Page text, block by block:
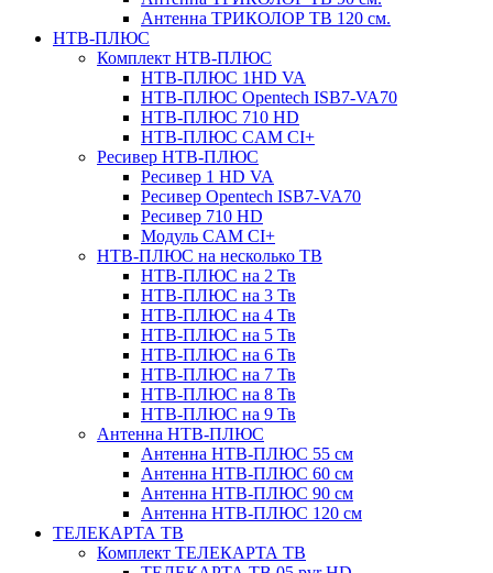
Антенна ТРИКОЛОР ТВ 120 см.
НТВ-ПЛЮС
Комплект НТВ-ПЛЮС
НТВ-ПЛЮС 1HD VA
НТВ-ПЛЮС Opentech ISB7-VA70
НТВ-ПЛЮС 710 HD
НТВ-ПЛЮС CAM CI+
Ресивер НТВ-ПЛЮС
Ресивер 1 HD VA
Ресивер Opentech ISB7-VA70
Ресивер 710 HD
Модуль CAM CI+
НТВ-ПЛЮС на несколько ТВ
НТВ-ПЛЮС на 2 Тв
НТВ-ПЛЮС на 3 Тв
НТВ-ПЛЮС на 4 Тв
НТВ-ПЛЮС на 5 Тв
НТВ-ПЛЮС на 6 Тв
НТВ-ПЛЮС на 7 Тв
НТВ-ПЛЮС на 8 Тв
НТВ-ПЛЮС на 9 Тв
Антенна НТВ-ПЛЮС
Антенна НТВ-ПЛЮС 55 см
Антенна НТВ-ПЛЮС 60 см
Антенна НТВ-ПЛЮС 90 см
Антенна НТВ-ПЛЮС 120 см
ТЕЛЕКАРТА ТВ
Комплект ТЕЛЕКАРТА ТВ